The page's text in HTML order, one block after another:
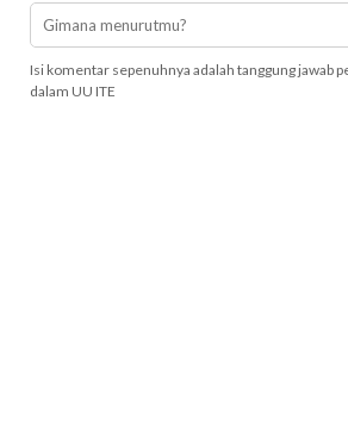
Isi komentar sepenuhnya adalah tanggung jawab
dalam UU ITE